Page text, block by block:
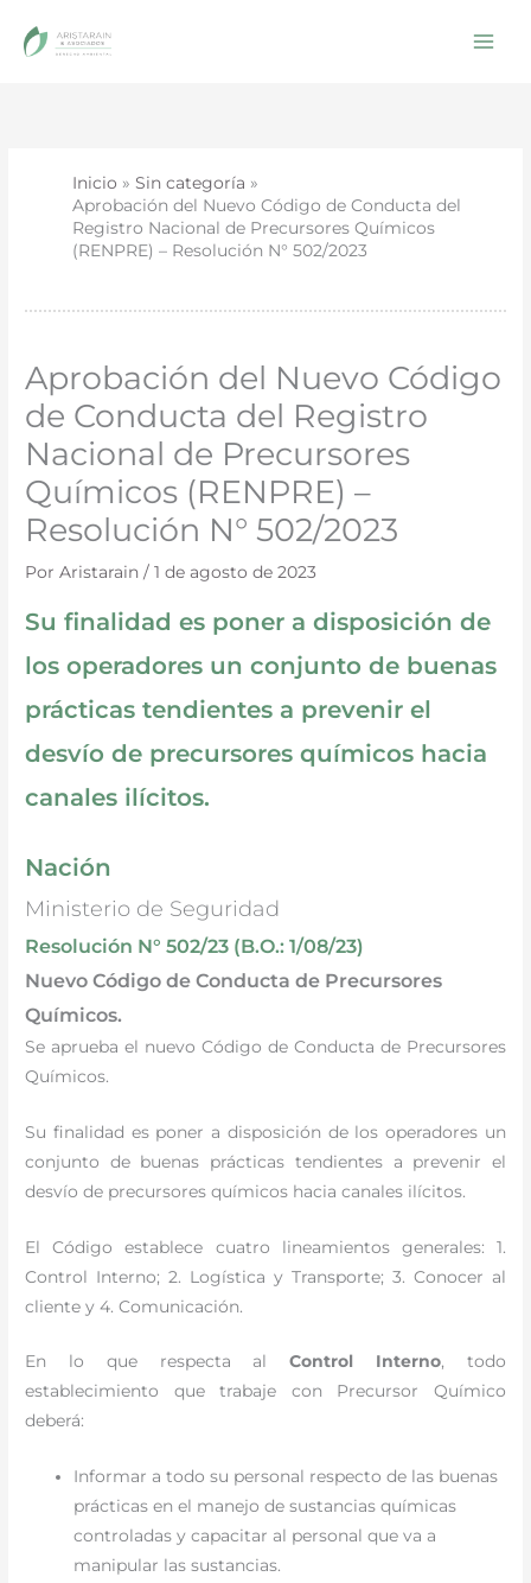
Inicio
Sin categoría
Aprobación del Nuevo Código de Conducta del
Registro Nacional de Precursores Químicos
(RENPRE) – Resolución N° 502/2023
Aprobación del Nuevo Código
de Conducta del Registro
Nacional de Precursores
Químicos (RENPRE) –
Resolución N° 502/2023
PorAristarain/1 de agosto de 2023
Su finalidad es poner a disposición de
los operadores un conjunto de buenas
prácticas tendientes a prevenir el
desvío de precursores químicos hacia
canales ilícitos.
Nación
Ministerio de Seguridad
Resolución N° 502/23 (B.O.: 1/08/23)
Nuevo Código de Conducta de Precursores
Químicos.
Se aprueba el nuevo Código de Conducta de Precursores
Químicos.
Su finalidad es poner a disposición de los operadores un
conjunto de buenas prácticas tendientes a prevenir el
desvío de precursores químicos hacia canales ilícitos.
El Código establece cuatro lineamientos generales: 1.
Control Interno; 2. Logística y Transporte; 3. Conocer al
cliente y 4. Comunicación.
En lo que respecta alControl Interno, todo
establecimiento que trabaje con Precursor Químico
deberá:
Informar a todo su personal respecto de las buenas
prácticas en el manejo de sustancias químicas
controladas y capacitar al personal que va a
manipular las sustancias.